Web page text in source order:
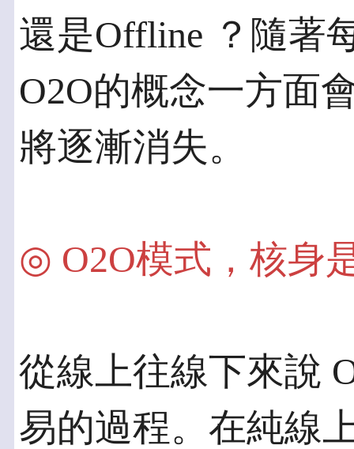
還是Offline ？隨著
O2O的概念一方面
將逐漸消失。
◎ O2O模式，核身
從線上往線下來說
易的過程。在純線